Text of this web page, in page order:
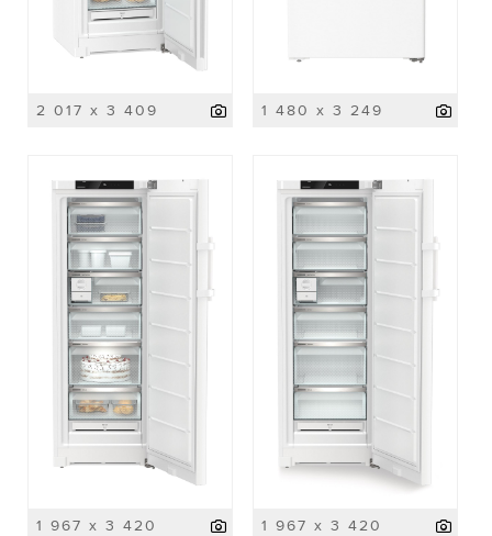
2 017 x 3 409 1 480 x 3 249
1 967 x 3 420 1 967 x 3 420